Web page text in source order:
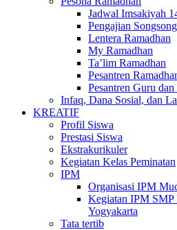
Jadwal Imsakiyah
Pengajian
Lentera Ramadhan
My Ramadhan
Ta’lim Ramadhan
Pesantren
Pesantren Guru
Infaq, Dana Sosial, dan
KREATIF
Profil Siswa
Prestasi Siswa
Ekstrakurikuler
Kegiatan Kelas Peminatan
IPM
Organisasi IPM
Kegiatan IPM SMP
Yogyakarta
Tata tertib